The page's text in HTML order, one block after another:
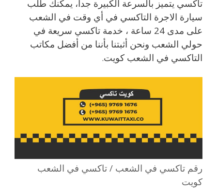
تاكسي يتميز بالسرعة الكبيرة جدا، يمكنك طلب
سيارة الاجرة التاكسي في أي وقت في الشعب
على مدى 24 ساعة ، خدمة تاكسي سريعة في
حولي الشعب ونحن أثبتنا بأننا من أفضل مكاتب
التاكسي في الشعب كويت.
رقم تاكسي في الشعب / تاكسي في الشعب
كويت